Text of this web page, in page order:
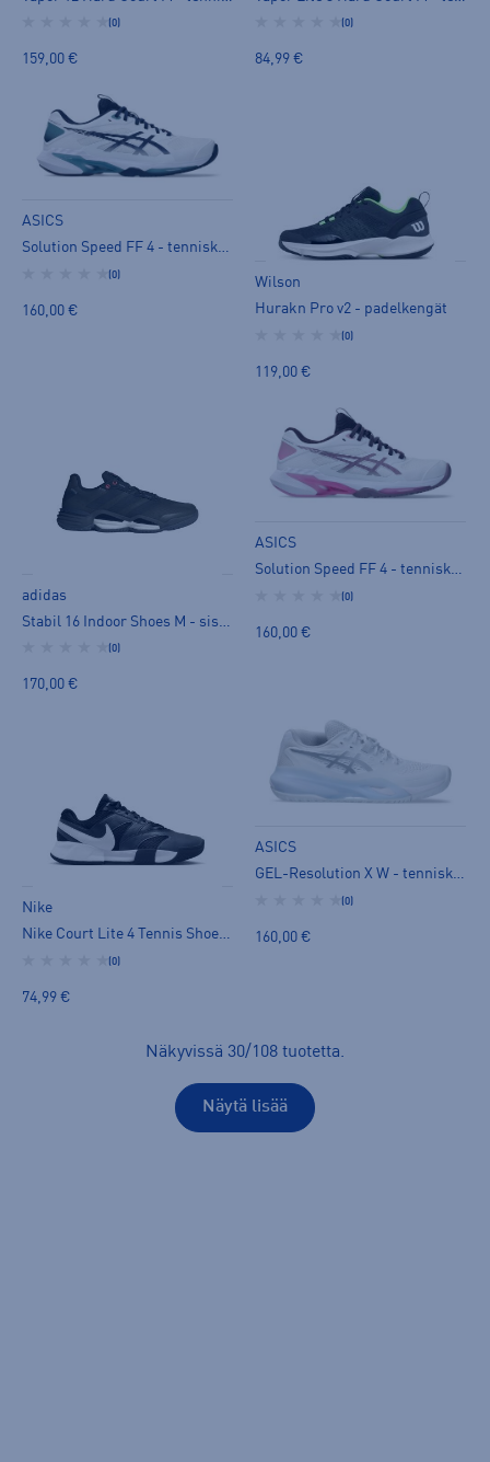
(0)
159,00 €
(0)
84,99 €
ASICS
Solution Speed FF 4 - tenniskengät
(0)
160,00 €
Wilson
Hurakn Pro v2 - padelkengät
(0)
119,00 €
adidas
Stabil 16 Indoor Shoes M - sisäpelikengät
(0)
170,00 €
ASICS
Solution Speed FF 4 - tenniskengät
(0)
160,00 €
Nike
Nike Court Lite 4 Tennis Shoes M - tenniskengät
(0)
74,99 €
ASICS
GEL-Resolution X W - tenniskengät
(0)
160,00 €
Näkyvissä 30/108 tuotetta.
Näytä lisää